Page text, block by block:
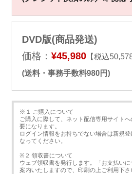
DVD版(商品発送)
価格： ¥45,980【税込50,578
(送料・事務手数料980円)
※１ ご購入について
ご購入に際して、ネット配信専用サイト
要になります。
ログイン情報をお持ちでない場合は新規
なってください。
※２ 領収書について
ウェブ領収書を発行します。「お支払い
案内いたしますので、印刷の上ご利用下さ